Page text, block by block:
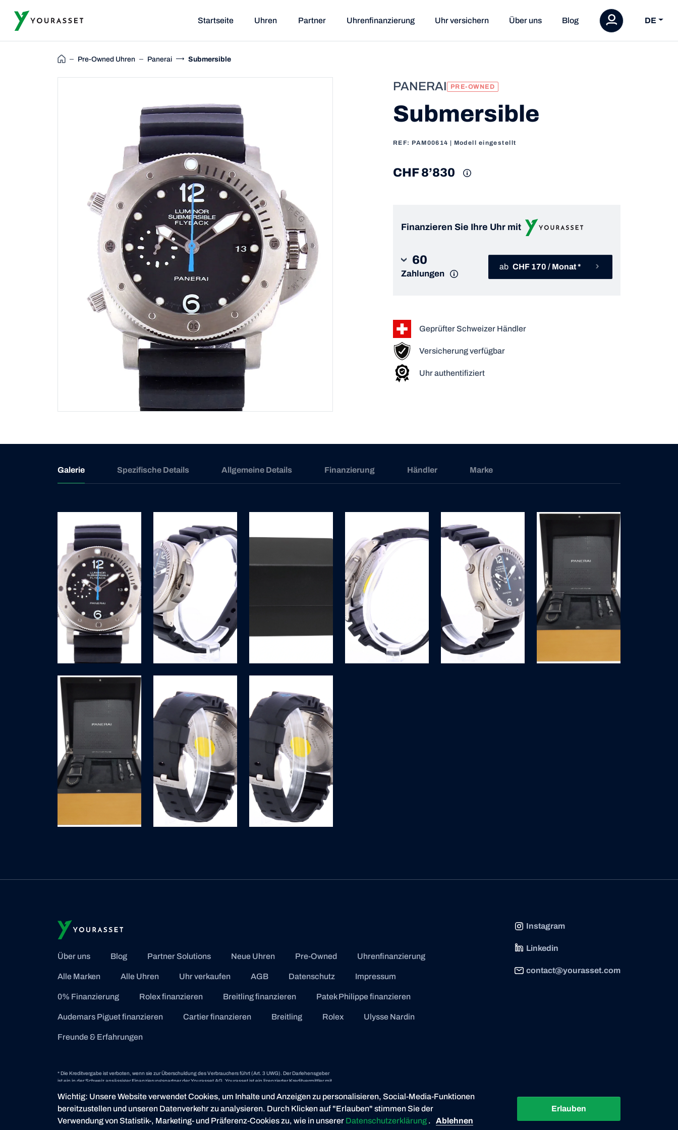
Startseite Uhren Partner Uhrenfinanzierung Uhr versichern Über uns Blog DE
Pre-Owned Uhren Panerai Submersible
PANERAI PRE-OWNED
Submersible
REF: PAM00614 | Modell eingestellt
CHF 8’830
Finanzieren Sie Ihre Uhr mit
60
Zahlungen
ab CHF 170 / Monat *
Geprüfter Schweizer Händler
Versicherung verfügbar
Uhr authentifiziert
Galerie Spezifische Details Allgemeine Details Finanzierung Händler Marke
Über uns Blog Partner Solutions Neue Uhren Pre-Owned Uhrenfinanzierung
Alle Marken Alle Uhren Uhr verkaufen AGB Datenschutz Impressum
0% Finanzierung Rolex finanzieren Breitling finanzieren Patek Philippe finanzieren
Audemars Piguet finanzieren Cartier finanzieren Breitling Rolex Ulysse Nardin
Freunde & Erfahrungen
Instagram
Linkedin
contact@yourasset.com
* Die Kreditvergabe ist verboten, wenn sie zur Überschuldung des Verbrauchers führt (Art. 3 UWG). Der Darlehensgeber
ist ein in der Schweiz ansässiger Finanzierungspartner der Yourasset AG. Yourasset ist ein lizenzierter Kreditvermittler mit
© 2026 YOURASSET. ALL RIGHTS RESERVED
Wichtig: Unsere Website verwendet Cookies, um Inhalte und Anzeigen zu personalisieren, Social-Media-Funktionen
bereitzustellen und unseren Datenverkehr zu analysieren. Durch Klicken auf "Erlauben" stimmen Sie der
Verwendung von Statistik-, Marketing- und Präferenz-Cookies zu, wie in unserer Datenschutzerklärung . Ablehnen
Erlauben